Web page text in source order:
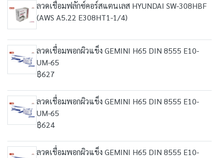
ลวดเชื่อมฟลักซ์คอร์สแตนเลส HYUNDAI SW-308HBF
(AWS A5.22 E308HT1-1/4)
ลวดเชื่อมพอกผิวแข็ง GEMINI H65 DIN 8555 E10-
UM-65
฿627
ลวดเชื่อมพอกผิวแข็ง GEMINI H65 DIN 8555 E10-
UM-65
฿624
ลวดเชื่อมพอกผิวแข็ง GEMINI H65 DIN 8555 E10-